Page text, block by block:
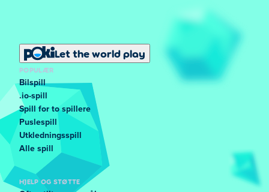
Let the world play
POPULÆR
Bilspill
.io-spill
Spill for to spillere
Puslespill
Utkledningsspill
Alle spill
HJELP OG STØTTE